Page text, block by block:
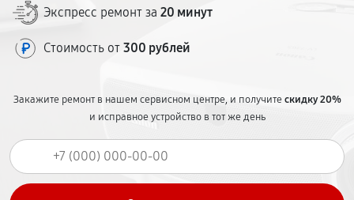
Экспресс ремонт за 20 минут
Стоимость от 300 рублей
Закажите ремонт в нашем сервисном центре, и получитескидку 20%
и исправное устройство в тот же день